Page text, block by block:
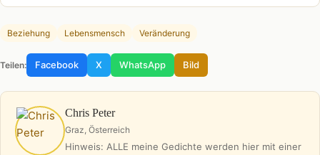
Beziehung Lebensmensch Veränderung
Teilen: Facebook X WhatsApp Bild
Chris Peter
Graz, Österreich
Hinweis: ALLE meine Gedichte werden hier mit einer